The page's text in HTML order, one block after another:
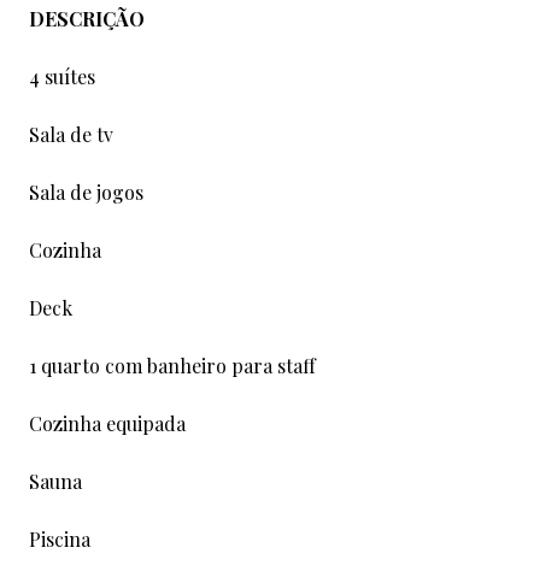
DESCRIÇÃO
4 suítes
Sala de tv
Sala de jogos
Cozinha
Deck
1 quarto com banheiro para staff
Cozinha equipada
Sauna
Piscina